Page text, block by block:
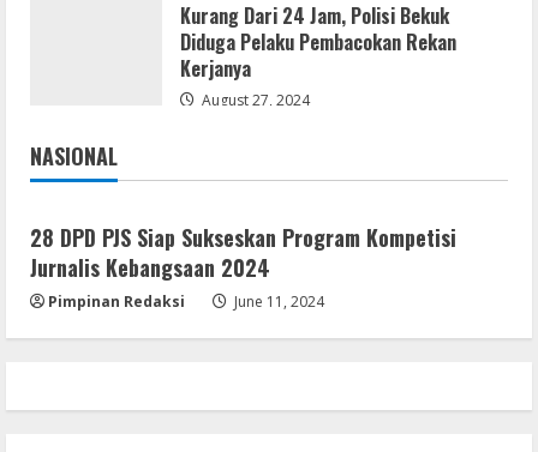
Serialers
MATLAB R2024b Crack exe [Full] x64
Bypass
August 7, 2026
5
Activator Final
August 6, 2026
Kurang Dari 24 Jam, Polisi Bekuk
Diduga Pelaku Pembacokan Rekan
Kerjanya
August 27, 2024
NASIONAL
Jakarta
28 DPD PJS Siap Sukseskan Program Kompetisi
Jurnalis Kebangsaan 2024
Pimpinan Redaksi June 11, 2024